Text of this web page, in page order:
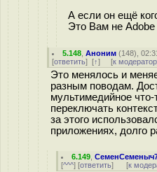
А если он ещё
Это Вам не Adobe
5.148 ,Аноним (148),
[ответить] [↑] [к
Это менялось и
разным поводам.
мультимедийное
переключать
за этого
приложениях, долго
6.149 ,
[^^^] [ответить] [к